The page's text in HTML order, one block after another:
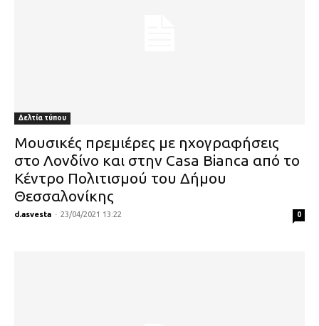
Δελτία τύπου
Moυσικές πρεμιέρες με ηχογραφήσεις
στο Λονδίνο και στην Casa Bianca από το
Κέντρο Πολιτισμού του Δήμου
Θεσσαλονίκης
d.asvesta - 23/04/2021 13:22 0